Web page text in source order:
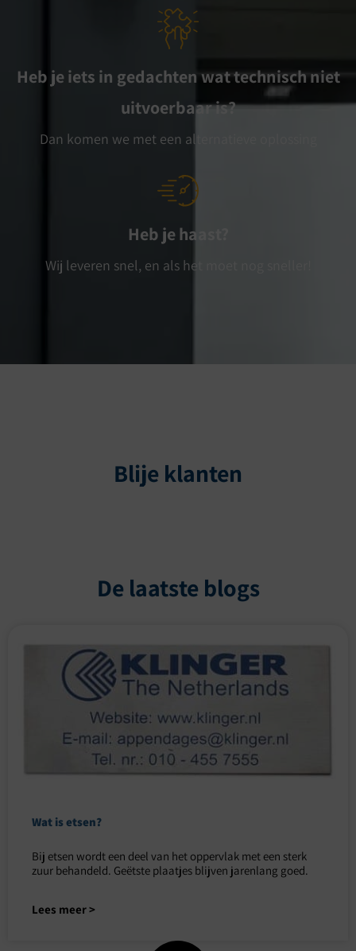
Heb je iets in gedachten wat technisch niet
uitvoerbaar is?
Dan komen we met een alternatieve oplossing
Heb je haast?
Wij leveren snel, en als het moet nog sneller!
Blije klanten
De laatste blogs
Wat is etsen?
Bij etsen wordt een deel van het oppervlak met een sterk
zuur behandeld. Geëtste plaatjes blijven jarenlang goed.
Lees meer >